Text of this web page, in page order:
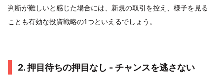
判断が難しいと感じた場合には、新規の取引を控え、様子を見る
ことも有効な投資戦略の1つといえるでしょう。
2. 押目待ちの押目なし - チャンスを逃さない